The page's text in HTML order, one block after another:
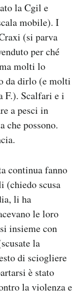
la Cgil e
mobile). I
(si parva
per ché
molti lo
da dirlo (e molti
F.). Scalfari e i
a pesci in
che possono.
continua fanno
(chiedo scusa
li ha
le loro
insieme con
la
di sciogliere
è stato
la violenza e